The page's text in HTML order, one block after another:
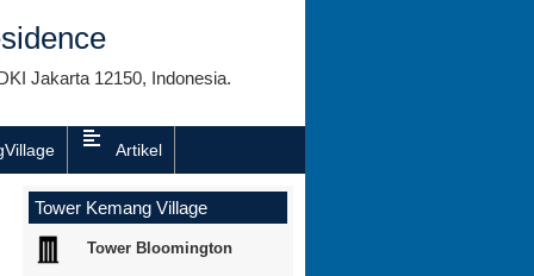
Jakarta 12150, Indonesia.
Artikel
Tower Kemang Village
Tower Bloomington